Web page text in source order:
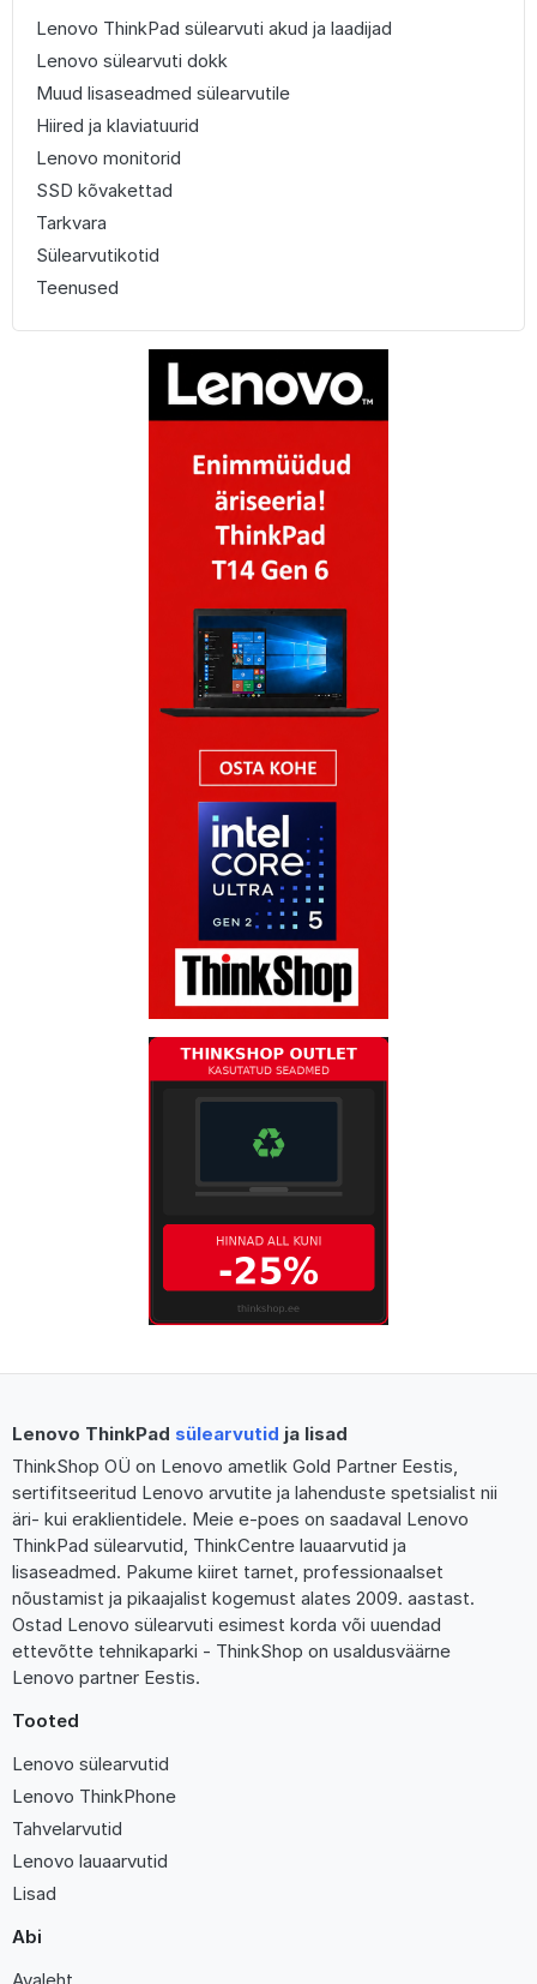
Lenovo ThinkPad sülearvuti akud ja laadijad
Lenovo sülearvuti dokk
Muud lisaseadmed sülearvutile
Hiired ja klaviatuurid
Lenovo monitorid
SSD kõvakettad
Tarkvara
Sülearvutikotid
Teenused
Lenovo ThinkPad sülearvutid ja lisad
ThinkShop OÜ on Lenovo ametlik Gold Partner Eestis,
sertifitseeritud Lenovo arvutite ja lahenduste spetsialist nii
äri- kui eraklientidele. Meie e-poes on saadaval Lenovo
ThinkPad sülearvutid, ThinkCentre lauaarvutid ja
lisaseadmed. Pakume kiiret tarnet, professionaalset
nõustamist ja pikaajalist kogemust alates 2009. aastast.
Ostad Lenovo sülearvuti esimest korda või uuendad
ettevõtte tehnikaparki - ThinkShop on usaldusväärne
Lenovo partner Eestis.
Tooted
Lenovo sülearvutid
Lenovo ThinkPhone
Tahvelarvutid
Lenovo lauaarvutid
Lisad
Abi